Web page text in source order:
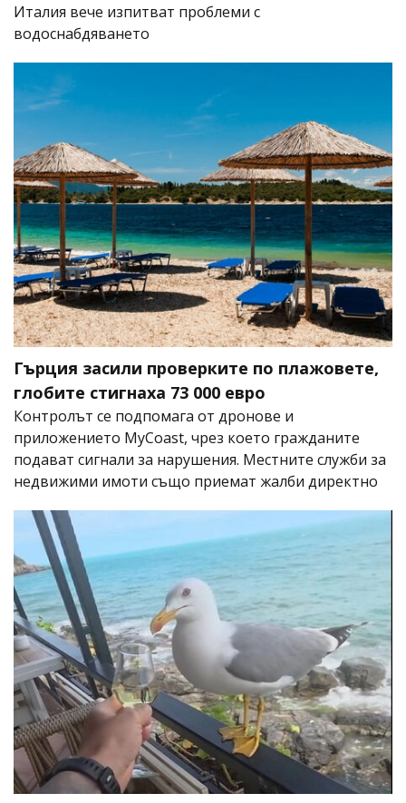
Италия вече изпитват проблеми с
водоснабдяването
Гърция засили проверките по плажовете,
глобите стигнаха 73 000 евро
Контролът се подпомага от дронове и
приложението MyCoast, чрез което гражданите
подават сигнали за нарушения. Местните служби за
недвижими имоти също приемат жалби директно